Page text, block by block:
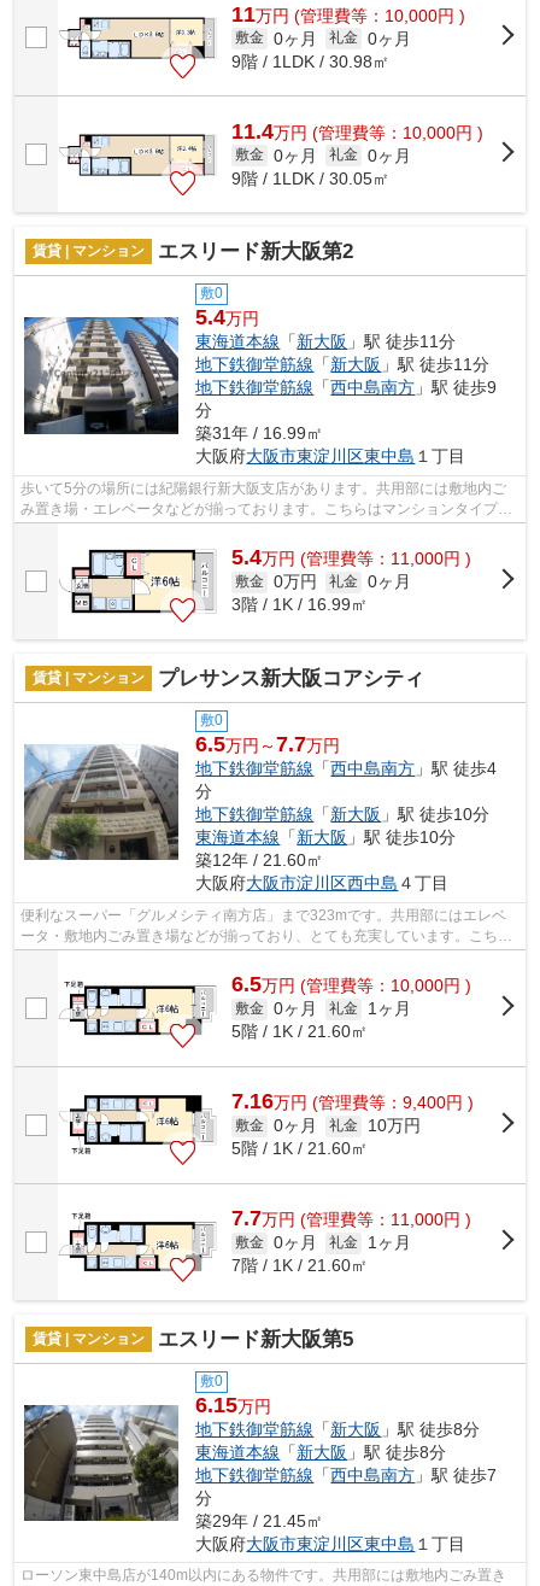
11万円 (管理費等：10,000円 )
敷金 0ヶ月 礼金 0ヶ月
9階 / 1LDK / 30.98㎡
11.4万円 (管理費等：10,000円 )
敷金 0ヶ月 礼金 0ヶ月
9階 / 1LDK / 30.05㎡
賃貸 | マンション エスリード新大阪第2
敷0
5.4万円
東海道本線 「新大阪 」駅 徒歩11分
地下鉄御堂筋線 「新大阪 」駅 徒歩11分
地下鉄御堂筋線 「西中島南方 」駅 徒歩9
分
築31年 / 16.99㎡
大阪府大阪市東淀川区東中島 １丁目
歩いて5分の場所には紀陽銀行新大阪支店があります。共用部には敷地内ご
み置き場・エレベータなどが揃っております。こちらはマンションタイプに
5.4万円 (管理費等：11,000円 )
敷金 0万円 礼金 0ヶ月
3階 / 1K / 16.99㎡
賃貸 | マンション プレサンス新大阪コアシティ
敷0
6.5万円～7.7万円
地下鉄御堂筋線 「西中島南方 」駅 徒歩4
分
地下鉄御堂筋線 「新大阪 」駅 徒歩10分
東海道本線 「新大阪 」駅 徒歩10分
築12年 / 21.60㎡
大阪府大阪市淀川区西中島 ４丁目
便利なスーパー「グルメシティ南方店」まで323mです。共用部にはエレベ
ータ・敷地内ごみ置き場などが揃っており、とても充実しています。こちら
はマンションタイプになります。通風シ...
6.5万円 (管理費等：10,000円 )
敷金 0ヶ月 礼金
1ヶ月
5階 / 1K / 21.60㎡
7.16万円 (管理費等：9,400円 )
敷金 0ヶ月 礼金
10万円
5階 / 1K / 21.60㎡
7.7万円 (管理費等：11,000円 )
敷金 0ヶ月 礼金
1ヶ月
7階 / 1K / 21.60㎡
賃貸 | マンション エスリード新大阪第5
敷0
6.15万円
地下鉄御堂筋線 「新大阪 」駅 徒歩8分
東海道本線 「新大阪 」駅 徒歩8分
地下鉄御堂筋線 「西中島南方 」駅 徒歩7
分
築29年 / 21.45㎡
大阪府大阪市東淀川区東中島 １丁目
ローソン東中島店が140m以内にある物件です。共用部には敷地内ごみ置き